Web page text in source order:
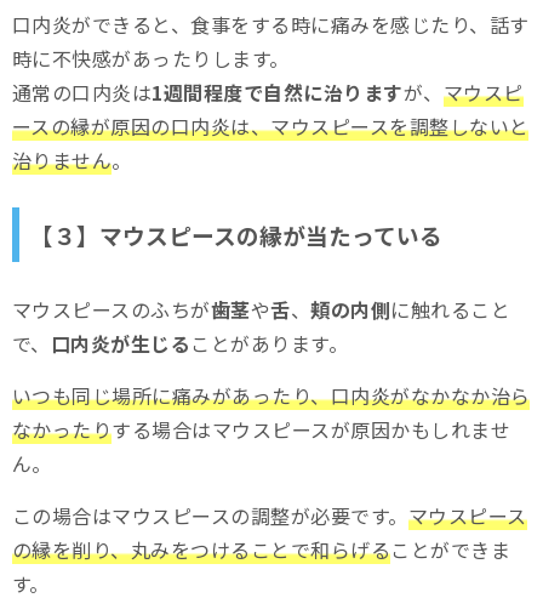
口内炎ができると、食事をする時に痛みを感じたり、話す
時に不快感があったりします。
通常の口内炎は1週間程度で自然に治りますが、 マウスピ
ースの縁が原因の口内炎は、マウスピースを調整しないと
治りません。
【３】マウスピースの縁が当たっている
マウスピースのふちが歯茎や舌、頬の内側に触れること
で、 口内炎が生じる ことがあります。
いつも同じ場所に痛みがあったり、口内炎がなかなか治ら
なかったりする場合はマウスピースが原因かもしれませ
ん。
この場合はマウスピースの調整が必要です。 マウスピース
の縁を削り、丸みをつけることで和らげることができま
す。